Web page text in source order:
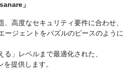
」
高度なセキュリティ要件に合わせ、
ージェントをパズルのピースのように
」レベルまで最適化された、
提供します。